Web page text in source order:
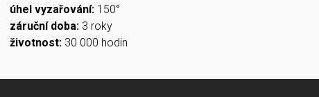
úhel vyzařování: 150°
záruční doba: 3 roky
životnost: 30 000 hodin